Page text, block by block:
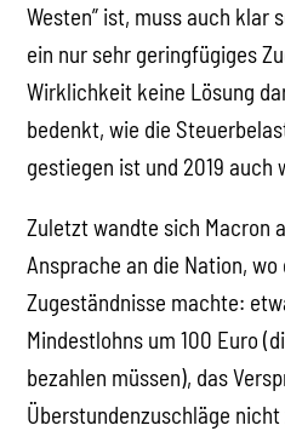
Westen” ist, muss auch klar
ein nur sehr geringfügiges
Wirklichkeit keine Lösung
bedenkt, wie die
gestiegen ist und 2019 auch
Zuletzt wandte sich Macron
Ansprache an die Nation,
Zugeständnisse machte:
Mindestlohns um 100 Euro
bezahlen müssen), das
Überstundenzuschläge